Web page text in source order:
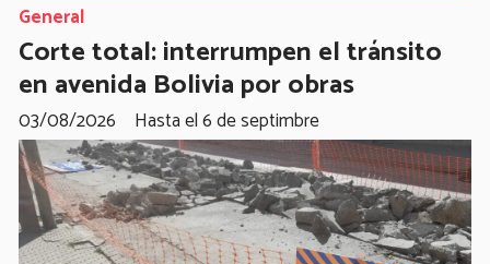
Corte total: interrumpen el tránsito
en avenida Bolivia por obras
Hasta el 6 de septimbre
General
03/08/2026